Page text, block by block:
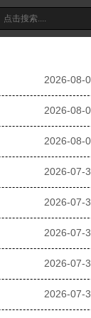
2026-08-
2026-08-
2026-08-
2026-07-
2026-07-
2026-07-
2026-07-
2026-07-